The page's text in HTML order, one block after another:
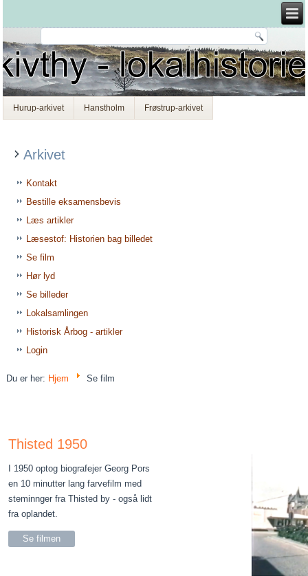
Hurup-arkivet Hanstholm Frøstrup-arkivet
Arkivet
Kontakt
Bestille eksamensbevis
Læs artikler
Læsestof: Historien bag billedet
Se film
Hør lyd
Se billeder
Lokalsamlingen
Historisk Årbog - artikler
Login
Du er her: Hjem Se film
Thisted 1950
I 1950 optog biografejer Georg Pors
en 10 minutter lang farvefilm med
steminnger fra Thisted by - også lidt
fra oplandet.
Se filmen